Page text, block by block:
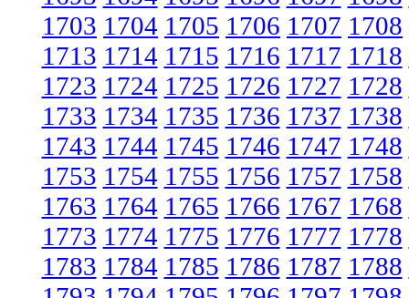
1703 1704 1705 1706 1707 1708
1713 1714 1715 1716 1717 1718
1723 1724 1725 1726 1727 1728
1733 1734 1735 1736 1737 1738
1743 1744 1745 1746 1747 1748
1753 1754 1755 1756 1757 1758
1763 1764 1765 1766 1767 1768
1773 1774 1775 1776 1777 1778
1783 1784 1785 1786 1787 1788